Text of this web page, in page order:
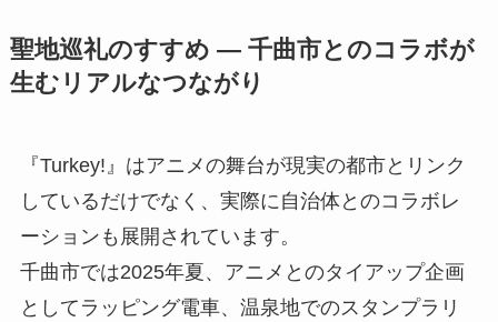
聖地巡礼のすすめ ― 千曲市とのコラボが
生むリアルなつながり
『Turkey!』はアニメの舞台が現実の都市とリンク
しているだけでなく、実際に自治体とのコラボレ
ーションも展開されています。
千曲市では2025年夏、アニメとのタイアップ企画
としてラッピング電車、温泉地でのスタンプラリ